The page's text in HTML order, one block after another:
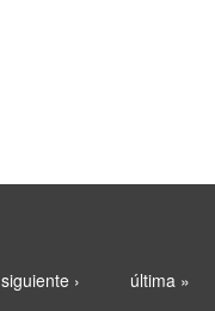
siguiente › última »